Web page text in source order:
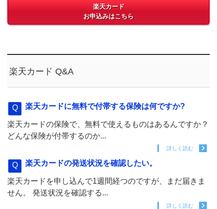
楽天カード
お申込みはこちら
楽天カード Q&A
楽天カードに無料で付帯する保険は何ですか?
楽天カードの保険で、無料で使えるものはあるんですか？
どんな保険が付帯するのか...
詳しく読む
楽天カードの発送状況を確認したい。
楽天カードを申し込んで1週間経つのですが、まだ届きま
せん。 発送状況を確認する...
詳しく読む